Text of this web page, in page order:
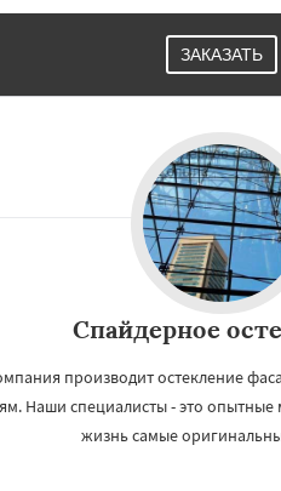
ЗАКАЗАТЬ
Спайдерное
производит остекление
Наши специалисты - это опытные
жизнь самые